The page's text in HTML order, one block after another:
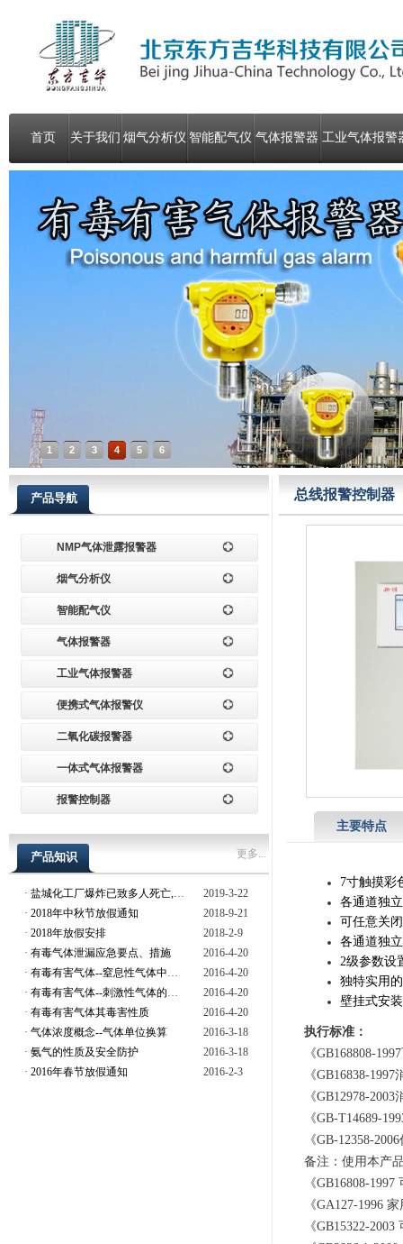
首页 关于我们 烟气分析仪 智能配气仪 气体报警器 工业气体报警
1 2 3 4 5 6
产品导航
NMP气体泄露报警器
烟气分析仪
智能配气仪
气体报警器
工业气体报警器
便携式气体报警仪
二氧化碳报警器
一体式气体报警器
报警控制器
产品知识 更多...
· 盐城化工厂爆炸已致多人死亡,现场存在安全隐患
2019-3-22
· 2018年中秋节放假通知
2018-9-21
· 2018年放假安排
2018-2-9
· 有毒气体泄漏应急要点、措施
2016-4-20
· 有毒有害气体--窒息性气体中毒的预防
2016-4-20
· 有毒有害气体--刺激性气体的危害与预防
2016-4-20
· 有毒有害气体其毒害性质
2016-4-20
· 气体浓度概念--气体单位换算
2016-3-18
· 氨气的性质及安全防护
2016-3-18
· 2016年春节放假通知 2016-2-3
总线报警控制器
主要特点
7寸触摸彩
各通道独
可任意关
各通道独
2级参数设
独特实用
壁挂式安
执行标准：
《GB168808-
《GB16838-
《GB12978-
《GB-T14689-
《GB-12358-
备注：使用本产
《GB16808-
《GA127-1996
《GB15322-